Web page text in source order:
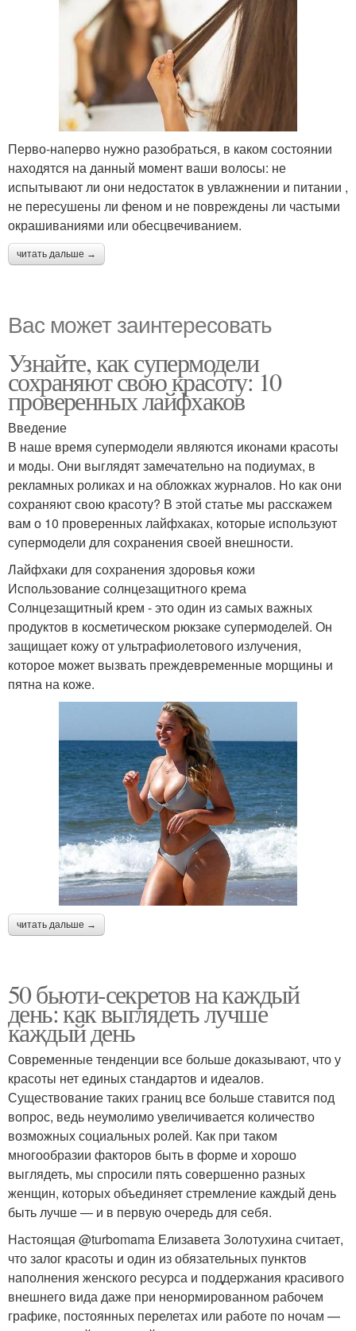
Перво-наперво нужно разобраться, в каком состоянии
находятся на данный момент ваши волосы: не
испытывают ли они недостаток в увлажнении и питании ,
не пересушены ли феном и не повреждены ли частыми
окрашиваниями или обесцвечиванием.
читать дальше →
Вас может заинтересовать
Узнайте, как супермодели
сохраняют свою красоту: 10
проверенных лайфхаков
Введение
В наше время супермодели являются иконами красоты
и моды. Они выглядят замечательно на подиумах, в
рекламных роликах и на обложках журналов. Но как они
сохраняют свою красоту? В этой статье мы расскажем
вам о 10 проверенных лайфхаках, которые используют
супермодели для сохранения своей внешности.
Лайфхаки для сохранения здоровья кожи
Использование солнцезащитного крема
Солнцезащитный крем - это один из самых важных
продуктов в косметическом рюкзаке супермоделей. Он
защищает кожу от ультрафиолетового излучения,
которое может вызвать преждевременные морщины и
пятна на коже.
читать дальше →
50 бьюти-секретов на каждый
день: как выглядеть лучше
каждый день
Современные тенденции все больше доказывают, что у
красоты нет единых стандартов и идеалов.
Существование таких границ все больше ставится под
вопрос, ведь неумолимо увеличивается количество
возможных социальных ролей. Как при таком
многообразии факторов быть в форме и хорошо
выглядеть, мы спросили пять совершенно разных
женщин, которых объединяет стремление каждый день
быть лучше — и в первую очередь для себя.
Настоящая @turbomama Елизавета Золотухина считает,
что залог красоты и один из обязательных пунктов
наполнения женского ресурса и поддержания красивого
внешнего вида даже при ненормированном рабочем
графике, постоянных перелетах или работе по ночам —